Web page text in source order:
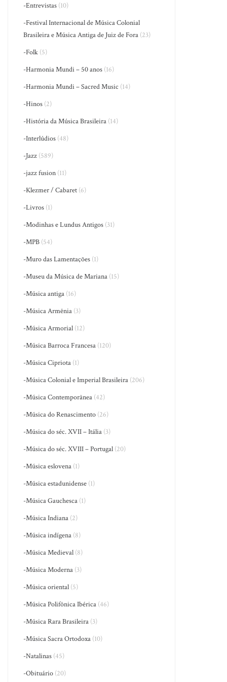
-Entrevistas (10)
-Festival Internacional de Música Colonial
Brasileira e Música Antiga de Juiz de Fora (23)
-Folk (5)
-Harmonia Mundi – 50 anos (16)
-Harmonia Mundi – Sacred Music (14)
-Hinos (2)
-História da Música Brasileira (14)
-Interlúdios (48)
-Jazz (589)
-jazz fusion (11)
-Klezmer / Cabaret (6)
-Livros (1)
-Modinhas e Lundus Antigos (31)
-MPB (54)
-Muro das Lamentações (1)
-Museu da Música de Mariana (15)
-Música antiga (16)
-Música Armênia (3)
-Música Armorial (12)
-Música Barroca Francesa (120)
-Música Cipriota (1)
-Música Colonial e Imperial Brasileira (206)
-Música Contemporânea (42)
-Música do Renascimento (26)
-Música do séc. XVII – Itália (3)
-Música do séc. XVIII – Portugal (20)
-Música eslovena (1)
-Música estadunidense (1)
-Música Gauchesca (1)
-Música Indiana (2)
-Música indígena (8)
-Música Medieval (8)
-Música Moderna (3)
-Música oriental (5)
-Música Polifônica Ibérica (46)
-Música Rara Brasileira (3)
-Música Sacra Ortodoxa (10)
-Natalinas (45)
-Obituário (20)